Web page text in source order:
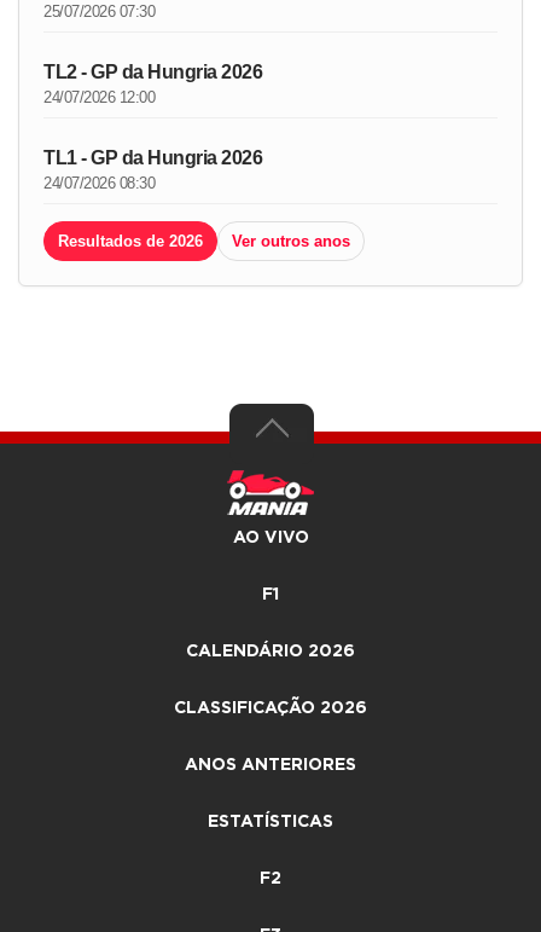
25/07/2026 07:30
TL2 - GP da Hungria 2026
24/07/2026 12:00
TL1 - GP da Hungria 2026
24/07/2026 08:30
Resultados de 2026 Ver outros anos
AO VIVO
F1
CALENDÁRIO 2026
CLASSIFICAÇÃO 2026
ANOS ANTERIORES
ESTATÍSTICAS
F2